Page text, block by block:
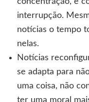
interrupção.
notícias o tempo
nelas.
Notícias
se adapta para
uma coisa, não
ter uma moral